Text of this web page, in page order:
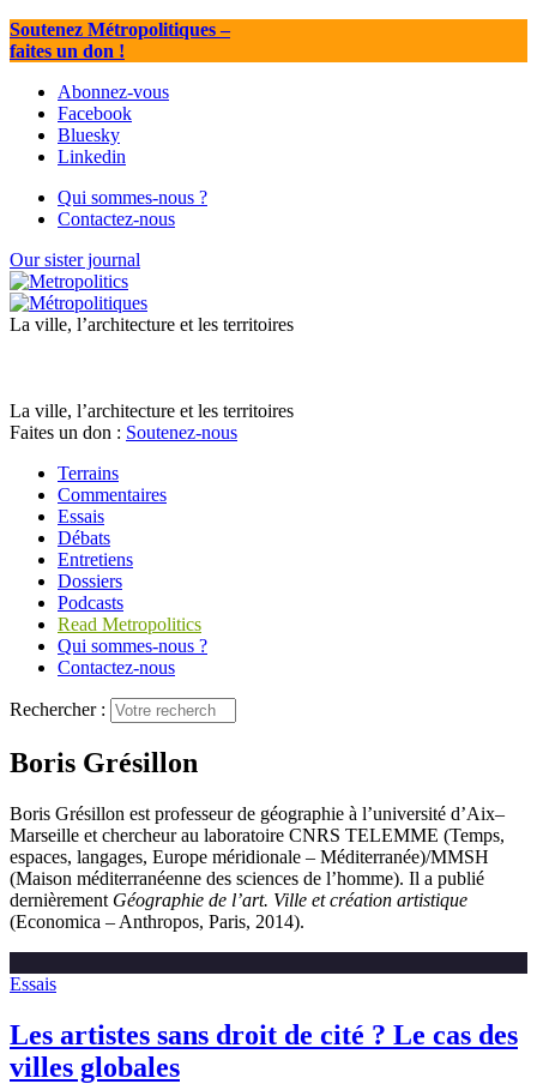
Soutenez Métropolitiques–
faites un don !
Abonnez-vous
Facebook
Bluesky
Linkedin
Qui sommes-nous ?
Contactez-nous
Our sister journal
La ville, l’architecture et les territoires
La ville, l’architecture et les territoires
Faites un don : Soutenez-nous
Terrains
Commentaires
Essais
Débats
Entretiens
Dossiers
Podcasts
Read Metropolitics
Qui sommes-nous ?
Contactez-nous
Rechercher :
Boris Grésillon
Boris Grésillon est professeur de géographie à l’université d’Aix–
Marseille et chercheur au laboratoire CNRS TELEMME (Temps,
espaces, langages, Europe méridionale – Méditerranée)/MMSH
(Maison méditerranéenne des sciences de l’homme). Il a publié
dernièrement Géographie de l’art. Ville et création artistique
(Economica – Anthropos, Paris, 2014).
Essais
Les artistes sans droit de cité ? Le cas des
villes globales